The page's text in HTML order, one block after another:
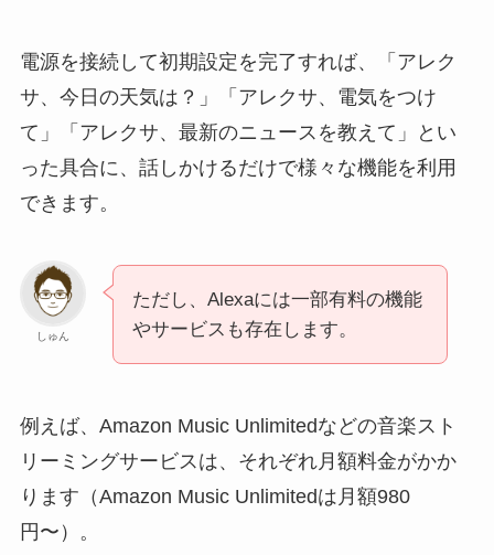
電源を接続して初期設定を完了すれば、「アレク
サ、今日の天気は？」「アレクサ、電気をつけ
て」「アレクサ、最新のニュースを教えて」とい
った具合に、話しかけるだけで様々な機能を利用
できます。
しゅん
ただし、Alexaには一部有料の機能
やサービスも存在します。
例えば、Amazon Music Unlimitedなどの音楽スト
リーミングサービスは、それぞれ月額料金がかか
ります（Amazon Music Unlimitedは月額980
円〜）。